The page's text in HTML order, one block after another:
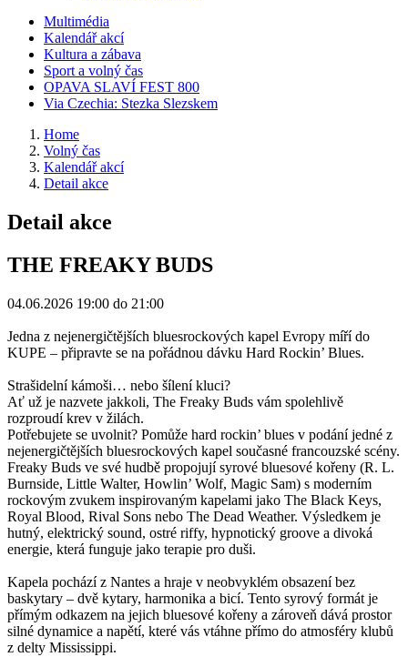
Multimédia
Kalendář akcí
Kultura a zábava
Sport a volný čas
OPAVA SLAVÍ FEST 800
Via Czechia: Stezka Slezskem
Home
Volný čas
Kalendář akcí
Detail akce
Detail akce
THE FREAKY BUDS
04.06.2026 19:00 do 21:00
Jedna z nejenergičtějších bluesrockových kapel Evropy míří do
KUPE – připravte se na pořádnou dávku Hard Rockin’ Blues.
Strašidelní kámoši… nebo šílení kluci?
Ať už je nazvete jakkoli, The Freaky Buds vám spolehlivě
rozproudí krev v žilách.
Potřebujete se uvolnit? Pomůže hard rockin’ blues v podání jedné z
nejenergičtějších bluesrockových kapel současné francouzské scény.
Freaky Buds ve své hudbě propojují syrové bluesové kořeny (R. L.
Burnside, Little Walter, Howlin’ Wolf, Magic Sam) s moderním
rockovým zvukem inspirovaným kapelami jako The Black Keys,
Royal Blood, Rival Sons nebo The Dead Weather. Výsledkem je
hutný, elektrický sound, ostré riffy, hypnotický groove a divoká
energie, která funguje jako terapie pro duši.
Kapela pochází z Nantes a hraje v neobvyklém obsazení bez
baskytary – dvě kytary, harmonika a bicí. Tento syrový formát je
přímým odkazem na jejich bluesové kořeny a zároveň dává prostor
silné dynamice a napětí, které vás vtáhne přímo do atmosféry klubů
z delty Mississippi.